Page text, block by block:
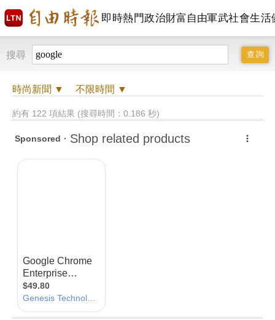
即時熱門政治財富自由軍武社會生活
搜尋
時尚新聞 ▼ 不限時間 ▼
約有 122 項結果 (搜尋時間：0.186 秒)